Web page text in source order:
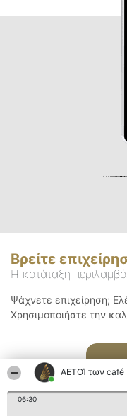
ΑΕΤΟΊ των café
06:30
Βρείτε
Η κατάταξη
Ψάχνετε επιχείρηση;
Χρησιμοποιήστε την